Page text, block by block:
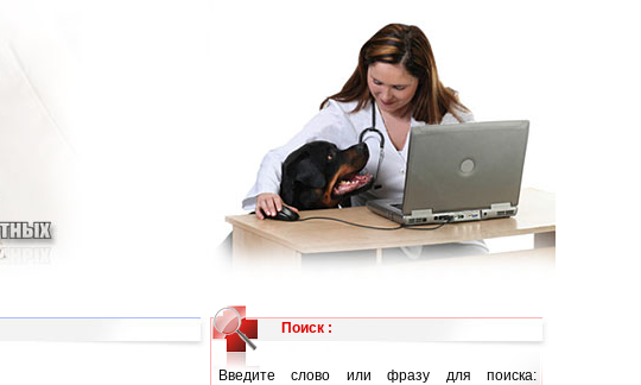
Поиск :
Введите слово или фразу для поиска: